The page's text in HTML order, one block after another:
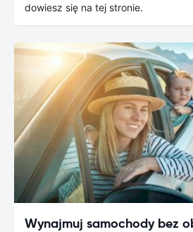
dowiesz się na tej stronie.
Wynajmuj samochody bez